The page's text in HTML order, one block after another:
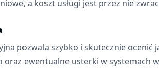
a koszt usługi jest przez nie
pozwala szybko i skutecznie ocenić
ewentualne usterki w systemach